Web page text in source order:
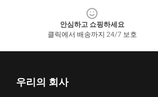
안심하고 쇼핑하세요
클릭에서 배송까지 24/7 보호
우리의 회사